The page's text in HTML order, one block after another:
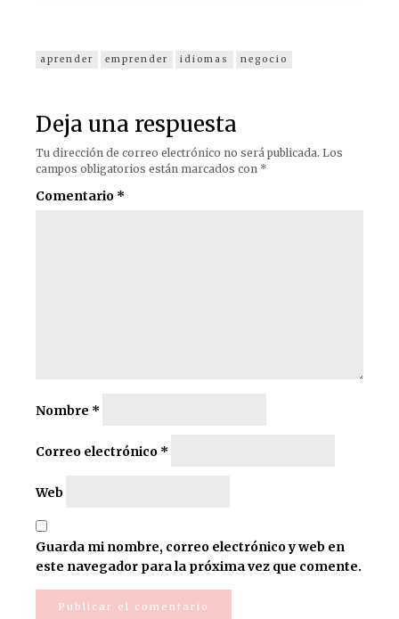
aprender emprender idiomas negocio
Deja una respuesta
Tu dirección de correo electrónico no será publicada. Los
campos obligatorios están marcados con *
Comentario *
Nombre *
Correo electrónico *
Web
Guarda mi nombre, correo electrónico y web en
este navegador para la próxima vez que comente.